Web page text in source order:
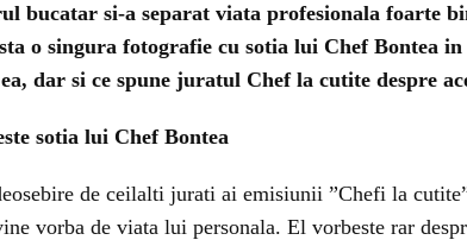
bucatar si-a separat viata profesionala foarte
o singura fotografie cu sotia lui Chef Bontea
dar si ce spune juratul Chef la cutite despre
sotia lui Chef Bontea
de ceilalti jurati ai emisiunii ”Chefi la
vorba de viata lui personala. El vorbeste rar